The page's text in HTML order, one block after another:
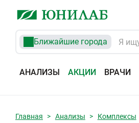
Ближайшие города
АНАЛИЗЫ АКЦИИ ВРАЧИ
Главная Анализы Комплексы